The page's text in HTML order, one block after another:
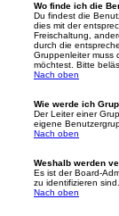
Wo finde ich die
Du findest die
dies mit der
Freischaltung,
durch die
Gruppenleiter muss
möchtest. Bitte
Nach oben
Wie werde ich
Der Leiter einer
eigene
Nach oben
Weshalb werden
Es ist der Board-
zu identifizieren sind.
Nach oben